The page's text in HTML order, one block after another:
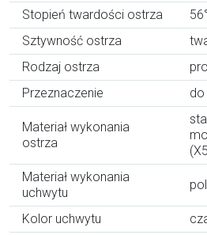
Stopień twardości ostrza
Sztywność ostrza
Rodzaj ostrza
Przeznaczenie
do
Materiał wykonania
ostrza
Materiał wykonania
uchwytu
Kolor uchwytu